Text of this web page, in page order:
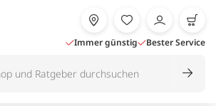
Immer günstig Bester Service